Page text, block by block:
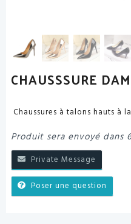
CHAUSSSURE
Chaussures à talons hauts à
Produit sera envoyé dans
Private Message
Poser une question